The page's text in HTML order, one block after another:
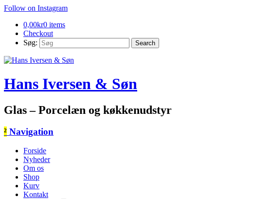
Follow on Instagram
0,00kr0 items
Checkout
Søg:
Hans Iversen & Søn
Glas – Porcelæn og køkkenudstyr
² Navigation
Forside
Nyheder
Om os
Shop
Kurv
Kontakt